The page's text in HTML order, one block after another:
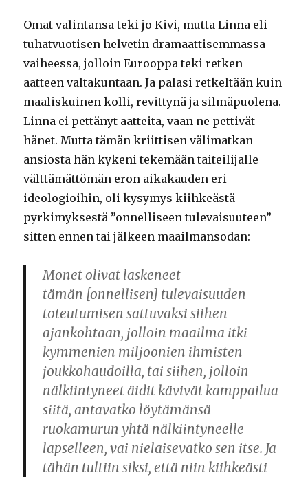
Omat valintansa teki jo Kivi, mutta Linna eli
tuhatvuotisen helvetin dramaattisemmassa
vaiheessa, jolloinEurooppa teki retken
aatteen valtakuntaan. Ja palasi retkeltään kuin
maaliskuinen kolli, revittynä ja silmäpuolena.
Linna ei pettänyt aatteita, vaan ne pettivät
hänet. Mutta tämän kriittisen välimatkan
ansiosta hän kykeni tekemään taiteilijalle
välttämättömän eron aikakauden eri
ideologioihin, oli kysymys kiihkeästä
pyrkimyksestä ”onnelliseen tulevaisuuteen”
sitten ennen tai jälkeen maailmansodan:
Monet olivat laskeneet
tämän [onnellisen] tulevaisuuden
toteutumisen sattuvaksi siihen
ajankohtaan, jolloin maailma itki
kymmenien miljoonien ihmisten
joukkohaudoilla, tai siihen, jolloin
nälkiintyneet äidit kävivät kamppailua
siitä, antavatko löytämänsä
ruokamurun yhtä nälkiintyneelle
lapselleen, vai nielaisevatko sen itse. Ja
tähän tultiin siksi, että niin kiihkeästi